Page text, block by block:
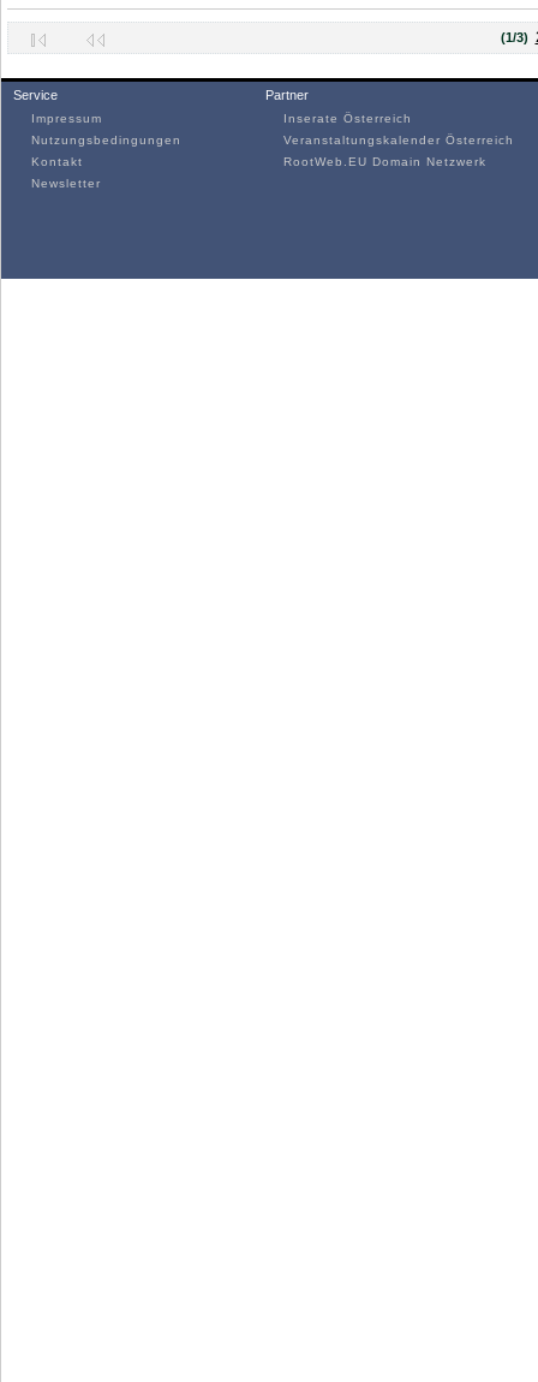
(1/3)
Service
Impressum
Nutzungsbedingungen
Kontakt
Newsletter
Partner
Inserate Österreich
Veranstaltungskalender Österreich
RootWeb.EU Domain Netzwerk